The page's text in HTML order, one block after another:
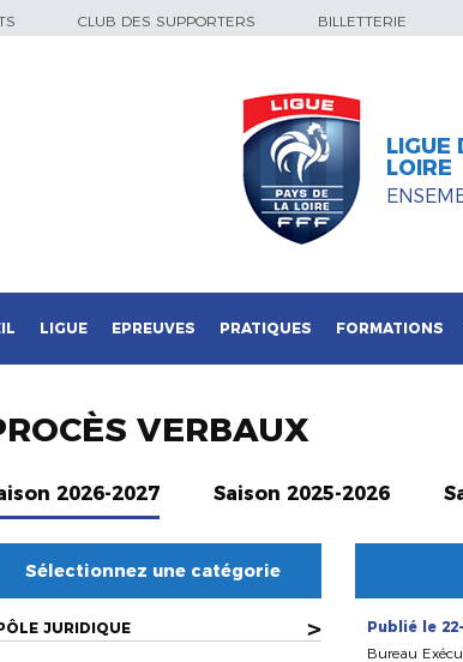
CLUB DES SUPPORTERS BILLETTERIE
LIGUE
LOIRE
LIGUE EPREUVES PRATIQUES FORMATIONS
VERBAUX
2026-2027 Saison 2025-2026
Sélectionnez une catégorie
JURIDIQUE >
Publié le
Bureau